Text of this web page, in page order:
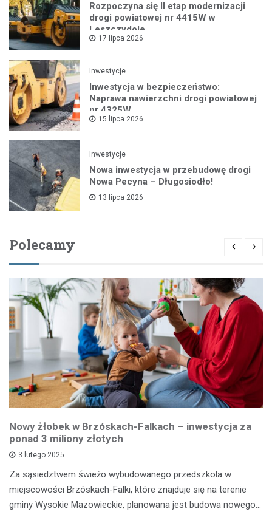
Rozpoczyna się II etap modernizacji
drogi powiatowej nr 4415W w
Leszczydole
17 lipca 2026
Inwestycje
Inwestycja w bezpieczeństwo:
Naprawa nawierzchni drogi powiatowej
nr 4325W
15 lipca 2026
Inwestycje
Nowa inwestycja w przebudowę drogi
Nowa Pecyna – Długosiodło!
13 lipca 2026
Polecamy
Nowy żłobek w Brzóskach-Falkach – inwestycja za
ponad 3 miliony złotych
3 lutego 2025
Za sąsiedztwem świeżo wybudowanego przedszkola w
miejscowości Brzóskach-Falki, które znajduje się na terenie
gminy Wysokie Mazowieckie, planowana jest budowa nowego…